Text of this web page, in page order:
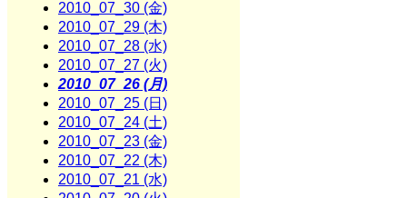
2010_07_30 (金)
2010_07_29 (木)
2010_07_28 (水)
2010_07_27 (火)
2010_07_26 (月)
2010_07_25 (日)
2010_07_24 (土)
2010_07_23 (金)
2010_07_22 (木)
2010_07_21 (水)